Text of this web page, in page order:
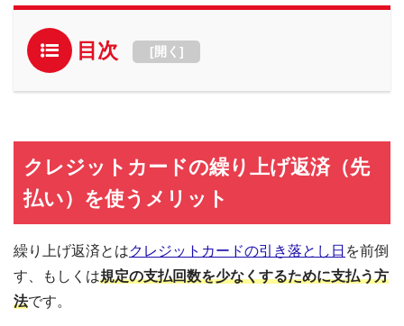
目次 [開く ]
クレジットカードの繰り上げ返済（先
払い）を使うメリット
繰り上げ返済とはクレジットカードの引き落とし日 を前倒
す、もしくは規定の支払回数を少なくするために支払う方
法です。